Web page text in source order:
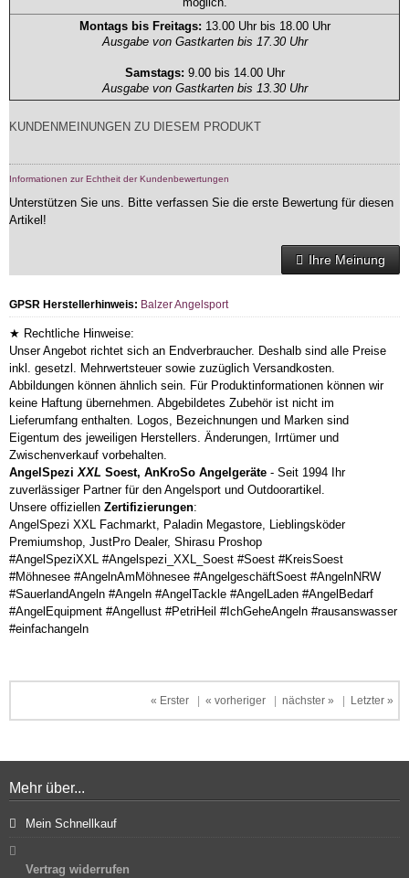
Montags bis Freitags: 13.00 Uhr bis 18.00 Uhr
Ausgabe von Gastkarten bis 17.30 Uhr
Samstags: 9.00 bis 14.00 Uhr
Ausgabe von Gastkarten bis 13.30 Uhr
KUNDENMEINUNGEN ZU DIESEM PRODUKT
Informationen zur Echtheit der Kundenbewertungen
Unterstützen Sie uns. Bitte verfassen Sie die erste Bewertung für diesen
Artikel!
Ihre Meinung
GPSR Herstellerhinweis: Balzer Angelsport
★ Rechtliche Hinweise:
Unser Angebot richtet sich an Endverbraucher. Deshalb sind alle Preise
inkl. gesetzl. Mehrwertsteuer sowie zuzüglich Versandkosten.
Abbildungen können ähnlich sein. Für Produktinformationen können wir
keine Haftung übernehmen. Abgebildetes Zubehör ist nicht im
Lieferumfang enthalten. Logos, Bezeichnungen und Marken sind
Eigentum des jeweiligen Herstellers. Änderungen, Irrtümer und
Zwischenverkauf vorbehalten.
AngelSpeziXXL Soest, AnKroSo Angelgeräte - Seit 1994 Ihr
zuverlässiger Partner für den Angelsport und Outdoorartikel.
Unsere offiziellen Zertifizierungen:
AngelSpezi XXL Fachmarkt, Paladin Megastore, Lieblingsköder
Premiumshop, JustPro Dealer, Shirasu Proshop
#AngelSpeziXXL #Angelspezi_XXL_Soest #Soest #KreisSoest
#Möhnesee #AngelnAmMöhnesee #AngelgeschäftSoest #AngelnNRW
#SauerlandAngeln #Angeln #AngelTackle #AngelLaden #AngelBedarf
#AngelEquipment #Angellust #PetriHeil #IchGeheAngeln #rausanswasser
#einfachangeln
« Erster « vorheriger nächster » Letzter »
Mehr über...
Mein Schnellkauf
Vertrag widerrufen